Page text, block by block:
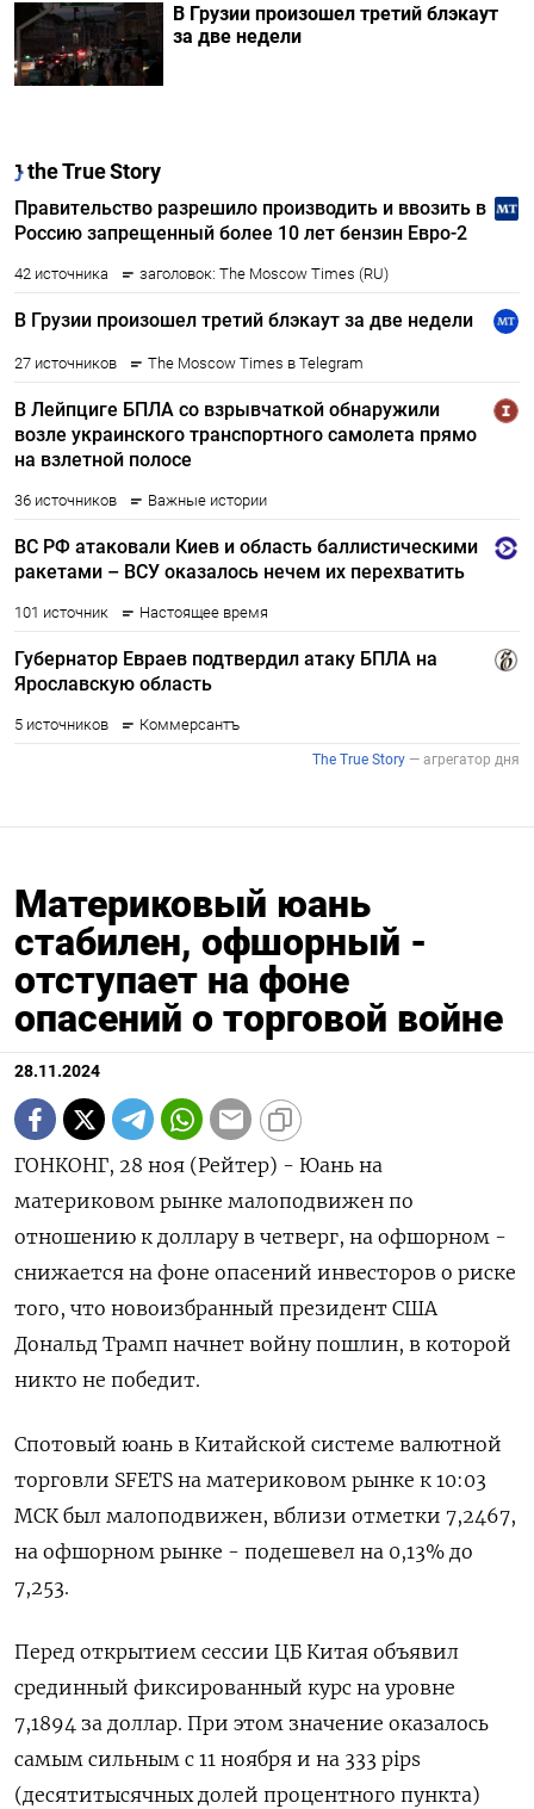
В Грузии произошел третий блэкаут
за две недели
Материковый юань
стабилен, офшорный -
отступает на фоне
опасений о торговой войне
28.11.2024
ГОНКОНГ, 28 ноя (Рейтер) - Юань на
материковом рынке малоподвижен по
отношению к доллару в четверг, на офшорном -
снижается на фоне опасений инвесторов о риске
того, что новоизбранный президент США
Дональд Трамп начнет войну пошлин, в которой
никто не победит.
Спотовый юань в Китайской системе валютной
торговли SFETS на материковом рынке к 10:03
МСК был малоподвижен, вблизи отметки 7,2467​,
на офшорном рынке - подешевел на 0,13% до
7,253.
Перед открытием сессии ЦБ Китая объявил
срединный фиксированный курс на уровне
7,1894 за доллар. При этом значение оказалось
самым сильным с 11 ноября и на 333 pips
(десятитысячных долей процентного пункта)